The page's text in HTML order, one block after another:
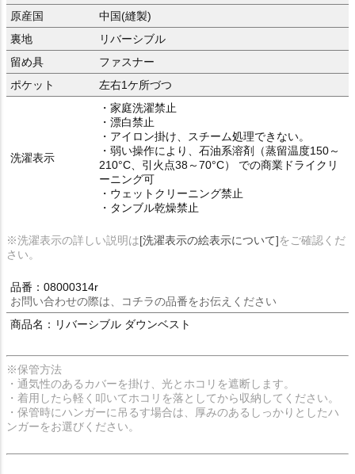
原産国
中国(縫製)
裏地
リバーシブル
留め具
ファスナー
ポケット
左右1ケ所づつ
洗濯表示
・家庭洗濯禁止
・漂白禁止
・アイロン掛け、スチーム処理できない。
・弱い操作により、石油系溶剤（蒸留温度150～
210°C、引火点38～70°C） での商業ドライクリ
ーニング可
・ウェットクリーニング禁止
・タンブル乾燥禁止
※洗濯表示の詳しい説明は[洗濯表示の絵表示について]をご確認くだ
さい。
品番：08000314r
お問い合わせの際は、コチラの品番をお伝えください
商品名：リバーシブル ダウンベスト
※保管方法
・通気性のあるカバーを掛け、光とホコリを遮断します。
・着用したら軽く叩いてホコリを落としてから収納してください。
・保管時にハンガーに吊るす場合は、厚みのあるしっかりとしたハ
ンガーをお選びください。